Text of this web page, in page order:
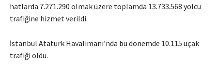
hatlarda 7.271.290 olmak üzere toplamda 13.733.568 yolcu
trafiğine hizmet verildi.
İstanbul Atatürk Havalimanı’nda bu dönemde 10.115 uçak
trafiği oldu.